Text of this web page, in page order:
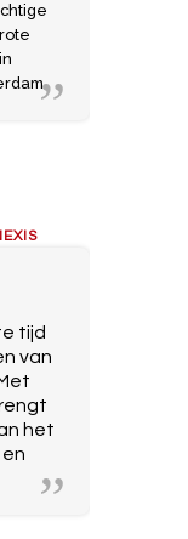
tijd
van
het